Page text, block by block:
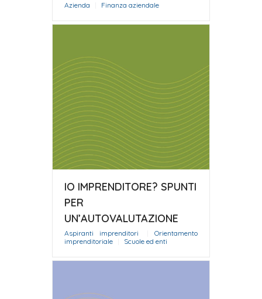
Azienda Finanza aziendale
IO IMPRENDITORE? SPUNTI
PER
UN’AUTOVALUTAZIONE
Aspiranti imprenditori |Orientamento
imprenditoriale
Scuole ed enti